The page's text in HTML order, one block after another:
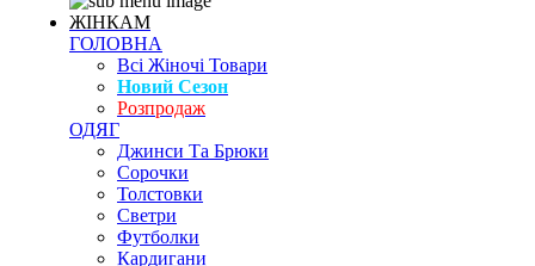
ЖІНКАМ
ГОЛОВНА
Всі Жіночі Товари
Новий Сезон
Розпродаж
ОДЯГ
Джинси Та Брюки
Сорочки
Толстовки
Светри
Футболки
Кардигани